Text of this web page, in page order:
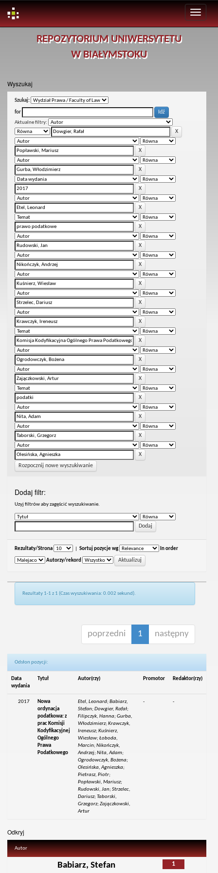
REPOZYTORIUM UNIWERSYTETU
W BIAŁYMSTOKU
Wyszukaj
Szukaj:
for
Aktualne filtry:
Rozpocznij nowe wyszukiwanie
Dodaj filtr:
Uzyj filtrów aby zagęścić wyszukiwanie.
Rezultaty/Strona Sortuj pozycje wg In order
Autorzy/rekord
Rezultaty 1-1 z 1 (Czas wyszukiwania: 0.002 sekund).
poprzedni 1 następny
Odsłon pozycji:
Data
wydania
Tytuł Autor(rzy) Promotor Redaktor(rzy)
2017
Nowa
ordynacja
podatkowa: z
prac Komisji
Kodyfikacyjnej
Ogólnego
Prawa
Podatkowego
Etel, Leonard; Babiarz,
Stefan; Dowgier, Rafał;
Filipczyk, Hanna; Gurba,
Włodzimierz; Krawczyk,
Ireneusz; Kuśnierz,
Wiesław; Łoboda,
Marcin; Nikończyk,
Andrzej; Nita, Adam;
Ogrodowczyk, Bożena;
Olesińska, Agnieszka;
Pietrasz, Piotr;
Popławski, Mariusz;
Rudowski, Jan; Strzelec,
Dariusz; Taborski,
Grzegorz; Zajączkowski,
Artur
- -
Odkryj
Autor
1
Babiarz, Stefan